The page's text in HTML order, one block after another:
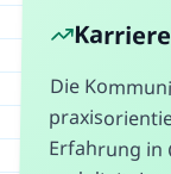
Die
Erfahrung in
und digitalem
baust du ein
und
entscheidend
der
ein Gespür